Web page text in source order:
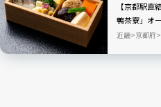
【京都駅
鴨茶寮」オ
近畿 京都府